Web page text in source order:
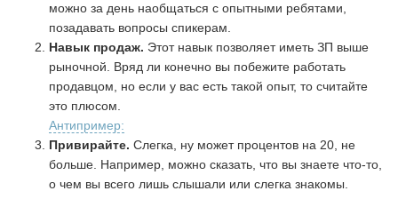
можно за день наобщаться с опытными ребятами,
позадавать вопросы спикерам.
Навык продаж. Этот навык позволяет иметь ЗП выше
рыночной. Вряд ли конечно вы побежите работать
продавцом, но если у вас есть такой опыт, то считайте
это плюсом.
Антипример:
Привирайте. Слегка, ну может процентов на 20, не
больше. Например, можно сказать, что вы знаете что-то,
о чем вы всего лишь слышали или слегка знакомы.